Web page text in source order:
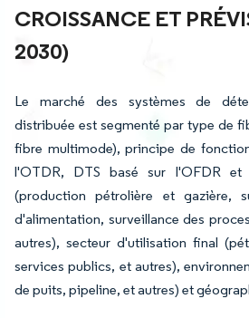
CROISSANCE ET
2030)
Le marché des systèmes de
distribuée est segmenté par type de
fibre multimode), principe de
l'OTDR, DTS basé sur l'OFDR et
(production pétrolière et gazière,
d'alimentation, surveillance des
autres), secteur d'utilisation final
services publics, et autres),
de puits, pipeline, et autres) et